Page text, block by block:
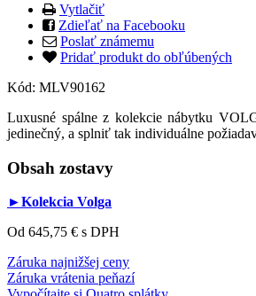
Vytlačiť
Zdieľať na Facebooku
Poslať známemu
Pridať produkt do obľúbených
Kód: MLV90162
Luxusné spálne z kolekcie nábytku
jedinečný, a splniť tak individuálne
Obsah zostavy
►Kolekcia Volga
Od 645,75 € s DPH
Záruka najnižšej ceny
Záruka vrátenia peňazí